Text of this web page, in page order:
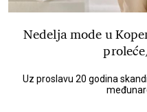
Nedelja mode u
Uz proslavu 20 godina